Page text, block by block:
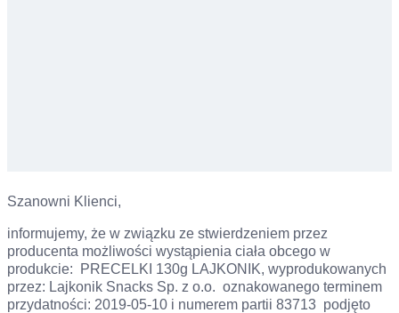
Szanowni Klienci,
informujemy, że w związku ze stwierdzeniem przez
producenta możliwości wystąpienia ciała obcego w
produkcie: PRECELKI 130g LAJKONIK, wyprodukowanych
przez: Lajkonik Snacks Sp. z o.o. oznakowanego terminem
przydatności: 2019-05-10 i numerem partii 83713 podjęto